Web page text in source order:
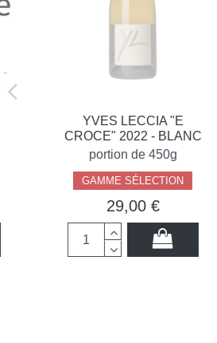
YVES LECCIA "E
CROCE" 2022 - BLANC
portion de 450g
GAMME SÉLECTION
29,00 €